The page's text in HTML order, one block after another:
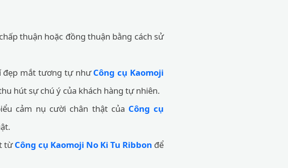
thuận hoặc đồng thuận bằng cách sử
đẹp mắt tương tự nhưCông cụ Kaomoji
hút sự chú ý của khách hàng tự nhiên.
cảm nụ cười chân thật của Công cụ
từCông cụ Kaomoji No Ki Tu Ribbon để